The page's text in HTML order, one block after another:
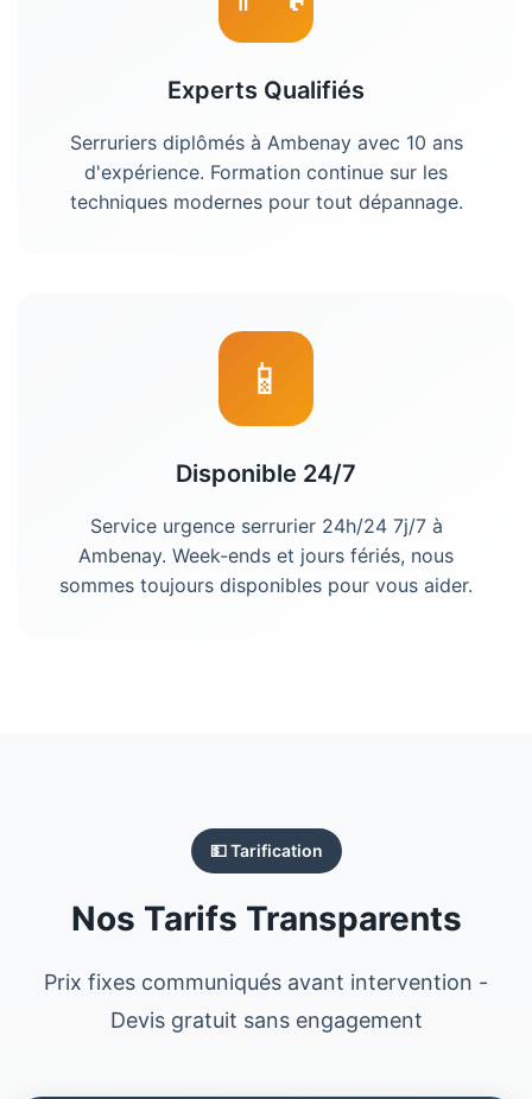
Experts Qualifiés
Serruriers diplômés à Ambenay avec 10 ans
d'expérience. Formation continue sur les
techniques modernes pour tout dépannage.
📱
Disponible 24/7
Service urgence serrurier 24h/24 7j/7 à
Ambenay. Week-ends et jours fériés, nous
sommes toujours disponibles pour vous aider.
💵 Tarification
Nos Tarifs Transparents
Prix fixes communiqués avant intervention -
Devis gratuit sans engagement